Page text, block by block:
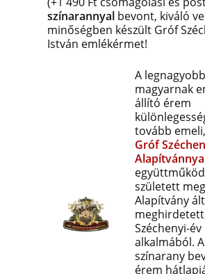
színarannyal bevont, kiváló
minőségben készült Gróf
István emlékérmet!
A legnagyobb
magyarnak
állító érem
tovább
Gróf
született
Alapítvány
meghirdetett
Széchenyi-év
alkalmából. A
színarany
érem